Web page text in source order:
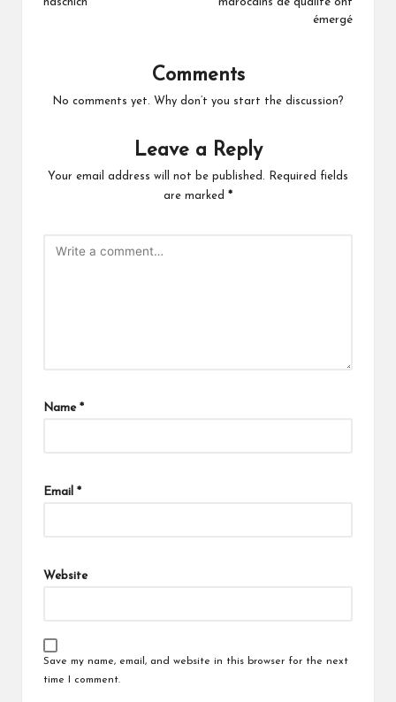
haschich
marocains de qualité ont
émergé
Comments
No comments yet. Why don’t you start the discussion?
Leave a Reply
Your email address will not be published.
Required fields
are marked *
Name *
Email *
Website
Save my name, email, and website in this browser for the next
time I comment.